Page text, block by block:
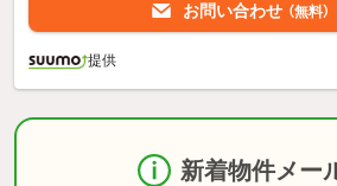
お問い合わせ （無料）
提供
新着物件メー